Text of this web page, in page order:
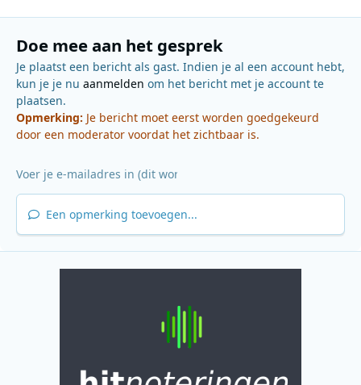
Doe mee aan het gesprek
Je plaatst een bericht als gast. Indien je al een account hebt,
kun je je nu aanmelden om het bericht met je account te
plaatsen.
Opmerking: Je bericht moet eerst worden goedgekeurd
door een moderator voordat het zichtbaar is.
Een opmerking toevoegen...